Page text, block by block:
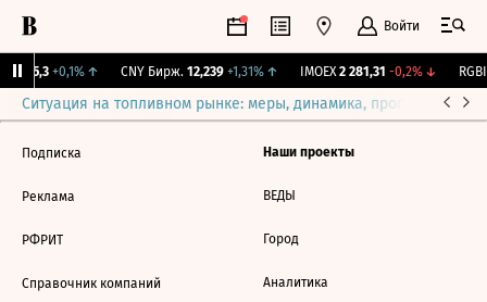
Войти
115,3 +0,1%↑ CNY Бирж. 12,239 +1,31%↑ IMOEX 2 281,31 -0,2%↓
Ситуация на топливном рынке: меры, динамика, прогнозы
Подписка
Реклама
РФРИТ
Справочник компаний
Наши проекты
ВЕДЫ
Город
Аналитика